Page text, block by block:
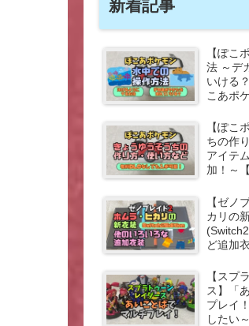
新着記事
【ぽこ
法 ～デ
いける
こあポ
【ぽこ
ちの作
アイテ
加！～
【ゼノ
カリの
ど追加
【スプ
ス】「
プレイ
したい～